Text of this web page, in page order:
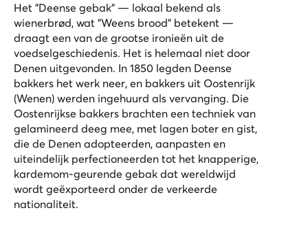
Het "Deense gebak" — lokaal bekend als
wienerbrød, wat "Weens brood" betekent —
draagt een van de grootse ironieën uit de
voedselgeschiedenis. Het is helemaal niet door
Denen uitgevonden. In 1850 legden Deense
bakkers het werk neer, en bakkers uit Oostenrijk
(Wenen) werden ingehuurd als vervanging. Die
Oostenrijkse bakkers brachten een techniek van
gelamineerd deeg mee, met lagen boter en gist,
die de Denen adopteerden, aanpasten en
uiteindelijk perfectioneerden tot het knapperige,
kardemom-geurende gebak dat wereldwijd
wordt geëxporteerd onder de verkeerde
nationaliteit.